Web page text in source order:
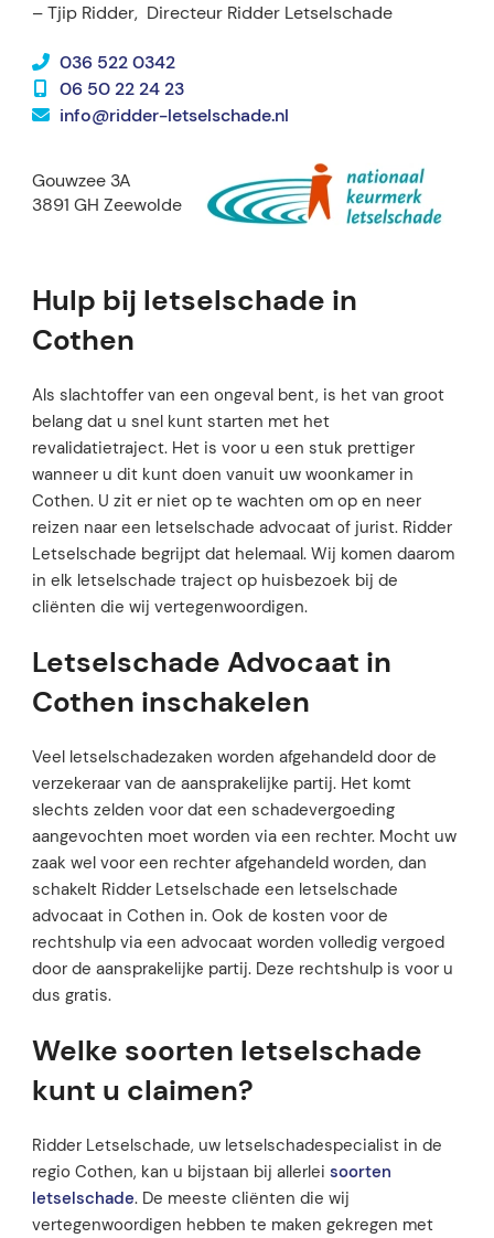
– Tjip Ridder, Directeur Ridder Letselschade
036 522 0342
06 50 22 24 23
info@ridder-letselschade.nl
Gouwzee 3A
3891 GH Zeewolde
Hulp bij letselschade in
Cothen
Als slachtoffer van een ongeval bent, is het van groot
belang dat u snel kunt starten met het
revalidatietraject. Het is voor u een stuk prettiger
wanneer u dit kunt doen vanuit uw woonkamer in
Cothen. U zit er niet op te wachten om op en neer
reizen naar een letselschade advocaat of jurist. Ridder
Letselschade begrijpt dat helemaal. Wij komen daarom
in elk letselschade traject op huisbezoek bij de
cliënten die wij vertegenwoordigen.
Letselschade Advocaat in
Cothen inschakelen
Veel letselschadezaken worden afgehandeld door de
verzekeraar van de aansprakelijke partij. Het komt
slechts zelden voor dat een schadevergoeding
aangevochten moet worden via een rechter. Mocht uw
zaak wel voor een rechter afgehandeld worden, dan
schakelt Ridder Letselschade een letselschade
advocaat in Cothen in. Ook de kosten voor de
rechtshulp via een advocaat worden volledig vergoed
door de aansprakelijke partij. Deze rechtshulp is voor u
dus gratis.
Welke soorten letselschade
kunt u claimen?
Ridder Letselschade, uw letselschadespecialist in de
regio Cothen, kan u bijstaan bij allerlei soorten
letselschade. De meeste cliënten die wij
vertegenwoordigen hebben te maken gekregen met